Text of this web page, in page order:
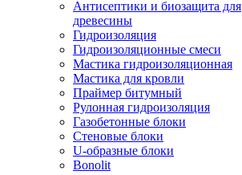
Антисептики и биозащита для
древесины
Гидроизоляция
Гидроизоляционные смеси
Мастика гидроизоляционная
Мастика для кровли
Праймер битумный
Рулонная гидроизоляция
Газобетонные блоки
Стеновые блоки
U-образные блоки
Bonolit